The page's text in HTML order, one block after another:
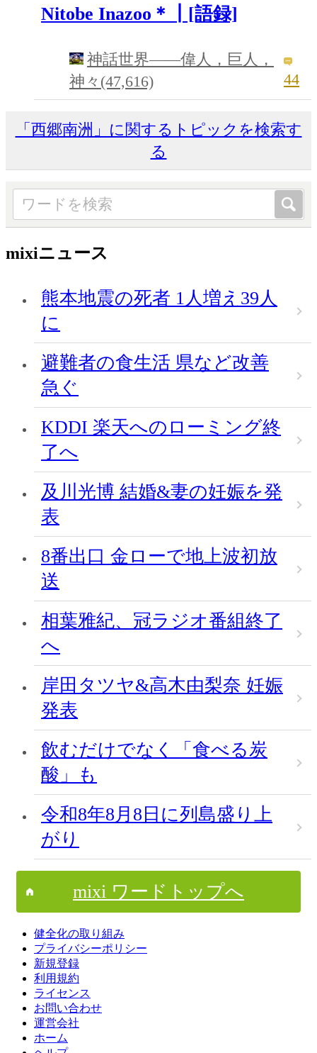
Nitobe Inazoo＊┃[語録]
神話世界――偉人，巨人，
神々(47,616)
44
「西郷南洲」に関するトピックを検索す
る
mixiニュース
熊本地震の死者 1人増え39人
に
避難者の食生活 県など改善
急ぐ
KDDI 楽天へのローミング終
了へ
及川光博 結婚&妻の妊娠を発
表
8番出口 金ローで地上波初放
送
相葉雅紀、冠ラジオ番組終了
へ
岸田タツヤ&高木由梨奈 妊娠
発表
飲むだけでなく「食べる炭
酸」も
令和8年8月8日に列島盛り上
がり
mixi ワードトップへ
健全化の取り組み
プライバシーポリシー
新規登録
利用規約
ライセンス
お問い合わせ
運営会社
ホーム